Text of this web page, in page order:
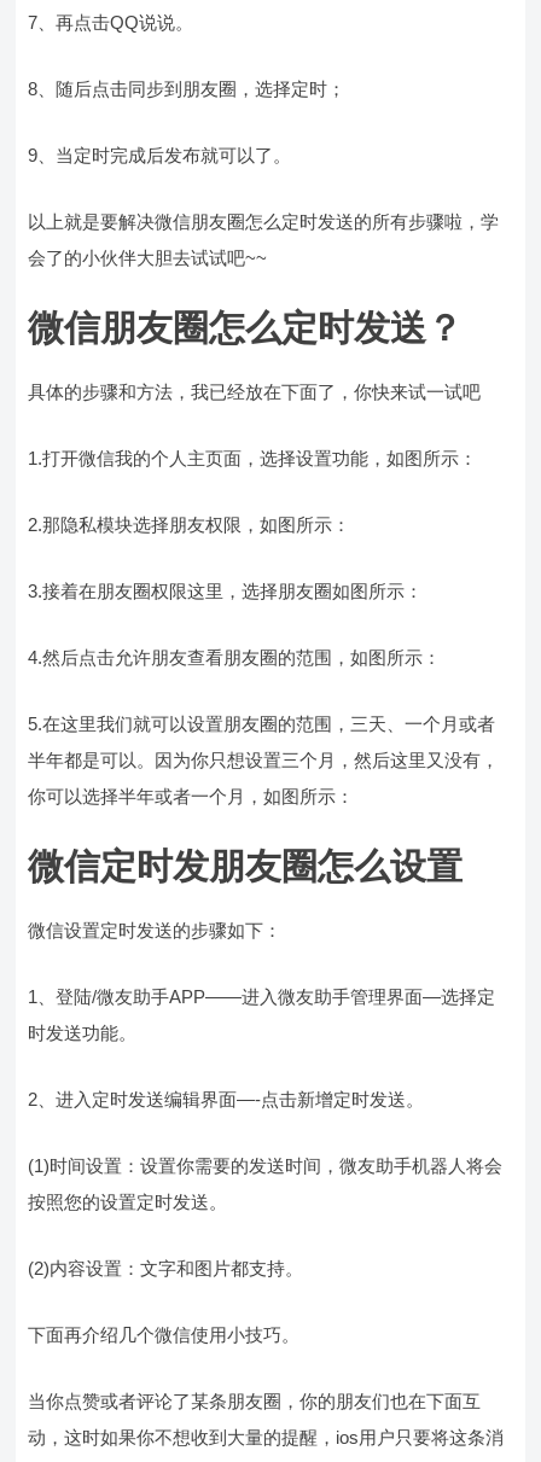
7、再点击QQ说说。
8、随后点击同步到朋友圈，选择定时；
9、当定时完成后发布就可以了。
以上就是要解决微信朋友圈怎么定时发送的所有步骤啦，学
会了的小伙伴大胆去试试吧~~
微信朋友圈怎么定时发送？
具体的步骤和方法，我已经放在下面了，你快来试一试吧
1.打开微信我的个人主页面，选择设置功能，如图所示：
2.那隐私模块选择朋友权限，如图所示：
3.接着在朋友圈权限这里，选择朋友圈如图所示：
4.然后点击允许朋友查看朋友圈的范围，如图所示：
5.在这里我们就可以设置朋友圈的范围，三天、一个月或者
半年都是可以。因为你只想设置三个月，然后这里又没有，
你可以选择半年或者一个月，如图所示：
微信定时发朋友圈怎么设置
微信设置定时发送的步骤如下：
1、登陆/微友助手APP——进入微友助手管理界面—选择定
时发送功能。
2、进入定时发送编辑界面—-点击新增定时发送。
(1)时间设置：设置你需要的发送时间，微友助手机器人将会
按照您的设置定时发送。
(2)内容设置：文字和图片都支持。
下面再介绍几个微信使用小技巧。
当你点赞或者评论了某条朋友圈，你的朋友们也在下面互
动，这时如果你不想收到大量的提醒，ios用户只要将这条消